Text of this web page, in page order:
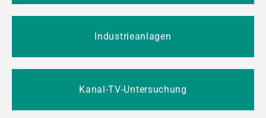
Industrieanlagen
Kanal-TV-Untersuchung